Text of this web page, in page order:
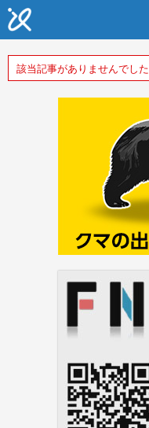
該当記事がありませんでした